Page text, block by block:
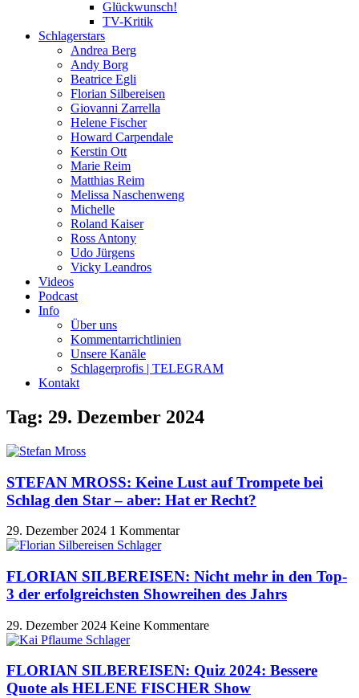
Glückwunsch!
TV-Kritik
Schlagerstars
Andrea Berg
Andy Borg
Beatrice Egli
Florian Silbereisen
Giovanni Zarrella
Helene Fischer
Howard Carpendale
Kerstin Ott
Marie Reim
Matthias Reim
Melissa Naschenweng
Michelle
Roland Kaiser
Ross Antony
Udo Jürgens
Vicky Leandros
Videos
Podcast
Info
Über uns
Kommentarrichtlinien
Unsere Kanäle
Schlagerprofis | TELEGRAM
Kontakt
Tag: 29. Dezember 2024
STEFAN MROSS: Keine Lust auf Trompete bei
Schlag den Star – aber: Hat er Recht?
29. Dezember 2024 1 Kommentar
FLORIAN SILBEREISEN: Nicht mehr in den Top-
3 der erfolgreichsten Showreihen des Jahrs
29. Dezember 2024 Keine Kommentare
FLORIAN SILBEREISEN: Quiz 2024: Bessere
Quote als HELENE FISCHER Show